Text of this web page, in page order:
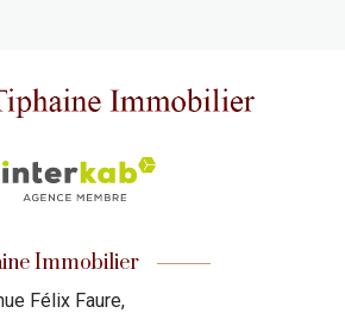
Immobilier
Félix Faure,